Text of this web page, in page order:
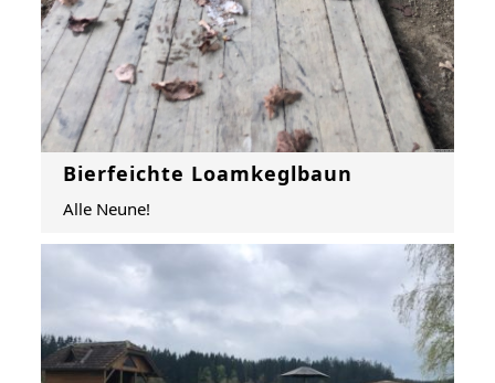
Bierfeichte Loamkeglbaun
Alle Neune!